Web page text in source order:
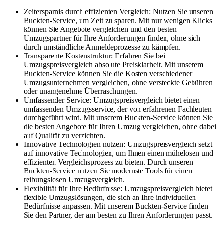
Zeitersparnis durch effizienten Vergleich: Nutzen Sie unseren
Buckten-Service, um Zeit zu sparen. Mit nur wenigen Klicks
können Sie Angebote vergleichen und den besten
Umzugspartner für Ihre Anforderungen finden, ohne sich
durch umständliche Anmeldeprozesse zu kämpfen.
Transparente Kostenstruktur: Erfahren Sie bei
Umzugspreisvergleich absolute Preisklarheit. Mit unserem
Buckten-Service können Sie die Kosten verschiedener
Umzugsunternehmen vergleichen, ohne versteckte Gebühren
oder unangenehme Überraschungen.
Umfassender Service: Umzugspreisvergleich bietet einen
umfassenden Umzugsservice, der von erfahrenen Fachleuten
durchgeführt wird. Mit unserem Buckten-Service können Sie
die besten Angebote für Ihren Umzug vergleichen, ohne dabei
auf Qualität zu verzichten.
Innovative Technologien nutzen: Umzugspreisvergleich setzt
auf innovative Technologien, um Ihnen einen mühelosen und
effizienten Vergleichsprozess zu bieten. Durch unseren
Buckten-Service nutzen Sie modernste Tools für einen
reibungslosen Umzugsvergleich.
Flexibilität für Ihre Bedürfnisse: Umzugspreisvergleich bietet
flexible Umzugslösungen, die sich an Ihre individuellen
Bedürfnisse anpassen. Mit unserem Buckten-Service finden
Sie den Partner, der am besten zu Ihren Anforderungen passt.